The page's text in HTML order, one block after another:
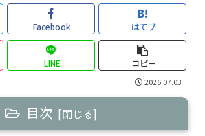
Facebook はてブ
LINE コピー
2026.07.03
目次